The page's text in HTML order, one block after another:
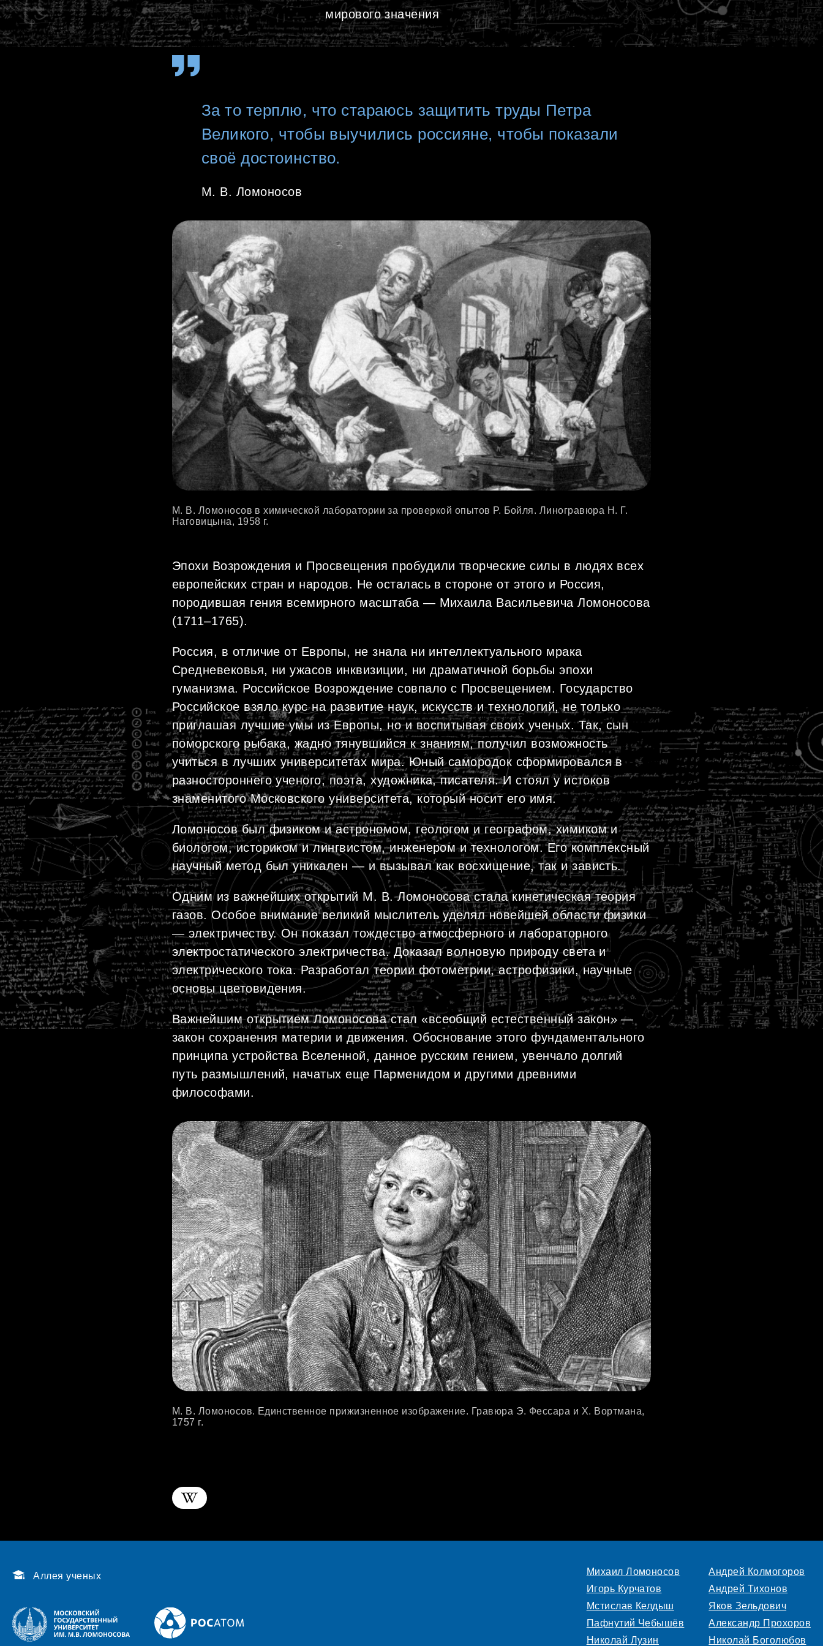
мирового значения
За то терплю, что стараюсь защитить труды Петра
Великого, чтобы выучились россияне, чтобы показали
своё достоинство.
М. В. Ломоносов
М. В. Ломоносов в химической лаборатории за проверкой опытов Р. Бойля. Линогравюра Н. Г.
Наговицына, 1958 г.
Эпохи Возрождения и Просвещения пробудили творческие силы в людях всех
европейских стран и народов. Не осталась в стороне от этого и Россия,
породившая гения всемирного масштаба — Михаила Васильевича Ломоносова
(1711–1765).
Россия, в отличие от Европы, не знала ни интеллектуального мрака
Средневековья, ни ужасов инквизиции, ни драматичной борьбы эпохи
гуманизма. Российское Возрождение совпало с Просвещением. Государство
Российское взяло курс на развитие наук, искусств и технологий, не только
приглашая лучшие умы из Европы, но и воспитывая своих ученых. Так, сын
поморского рыбака, жадно тянувшийся к знаниям, получил возможность
учиться в лучших университетах мира. Юный самородок сформировался в
разностороннего ученого, поэта, художника, писателя. И стоял у истоков
знаменитого Московского университета, который носит его имя.
Ломоносов был физиком и астрономом, геологом и географом, химиком и
биологом, историком и лингвистом, инженером и технологом. Его комплексный
научный метод был уникален — и вызывал как восхищение, так и зависть.
Одним из важнейших открытий М. В. Ломоносова стала кинетическая теория
газов. Особое внимание великий мыслитель уделял новейшей области физики
— электричеству. Он показал тождество атмосферного и лабораторного
электростатического электричества. Доказал волновую природу света и
электрического тока. Разработал теории фотометрии, астрофизики, научные
основы цветовидения.
Важнейшим открытием Ломоносова стал «всеобщий естественный закон» —
закон сохранения материи и движения. Обоснование этого фундаментального
принципа устройства Вселенной, данное русским гением, увенчало долгий
путь размышлений, начатых еще Парменидом и другими древними
философами.
М. В. Ломоносов. Единственное прижизненное изображение. Гравюра Э. Фессара и Х. Вортмана,
1757 г.
Аллея ученых
Михаил Ломоносов
Игорь Курчатов
Мстислав Келдыш
Пафнутий Чебышёв
Николай Лузин
Андрей Колмогоров
Андрей Тихонов
Яков Зельдович
Александр Прохоров
Николай Боголюбов